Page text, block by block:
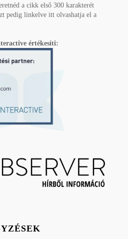
a cikk első 300 karakterét
pedig linkelve itt olvashatja el a
értékesíti: